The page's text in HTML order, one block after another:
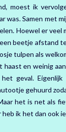
moest ik
Samen met
Hoewel er
beetje afstand
tulpen als
en weinig
geval.
gehuurd
het is net als
ik het dan ook